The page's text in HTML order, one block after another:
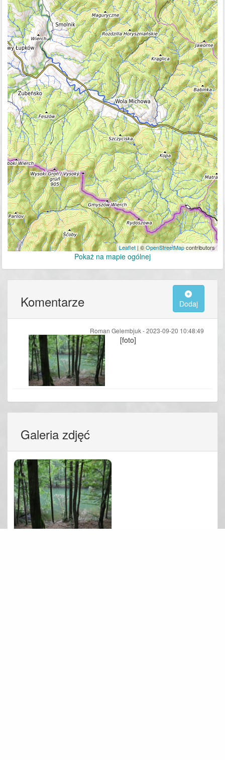
Leaflet| ©OpenStreetMapcontributors
Pokaż na mapie ogólnej
Komentarze Dodaj
Roman Gelembjuk -2023-09-20 10:48:49
[foto]
Galeria zdjęć